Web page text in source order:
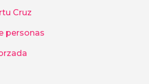
Cruz
personas